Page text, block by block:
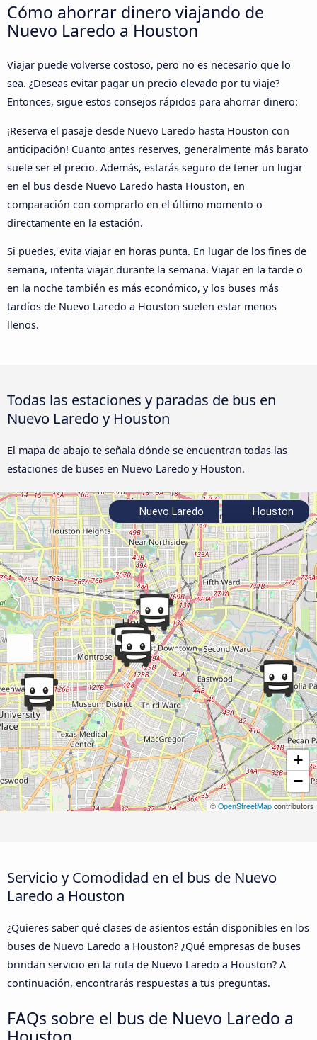
Cómo ahorrar dinero viajando de
Nuevo Laredo a Houston
Viajar puede volverse costoso, pero no es necesario que lo
sea. ¿Deseas evitar pagar un precio elevado por tu viaje?
Entonces, sigue estos consejos rápidos para ahorrar dinero:
¡Reserva el pasaje desde Nuevo Laredo hasta Houston con
anticipación! Cuanto antes reserves, generalmente más barato
suele ser el precio. Además, estarás seguro de tener un lugar
en el bus desde Nuevo Laredo hasta Houston, en
comparación con comprarlo en el último momento o
directamente en la estación.
Si puedes, evita viajar en horas punta. En lugar de los fines de
semana, intenta viajar durante la semana. Viajar en la tarde o
en la noche también es más económico, y los buses más
tardíos de Nuevo Laredo a Houston suelen estar menos
llenos.
Todas las estaciones y paradas de bus en
Nuevo Laredo y Houston
El mapa de abajo te señala dónde se encuentran todas las
estaciones de buses en Nuevo Laredo y Houston.
+
−
© OpenStreetMap contributors
Nuevo Laredo Houston
Servicio y Comodidad en el bus de Nuevo
Laredo a Houston
¿Quieres saber qué clases de asientos están disponibles en los
buses de Nuevo Laredo a Houston? ¿Qué empresas de buses
brindan servicio en la ruta de Nuevo Laredo a Houston? A
continuación, encontrarás respuestas a tus preguntas.
FAQs sobre el bus de Nuevo Laredo a